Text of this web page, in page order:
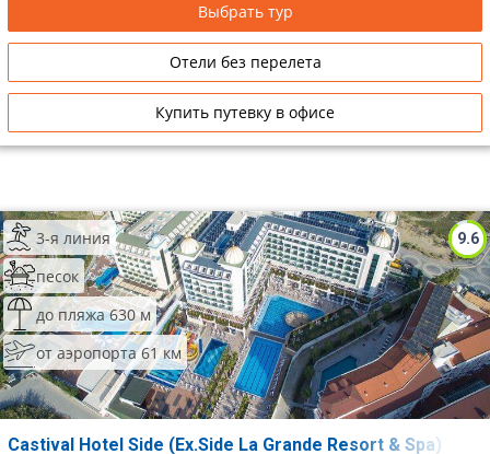
Выбрать тур
Отели без перелета
Купить путевку в офисе
9.6
3-я линия
песок
до пляжа 630 м
от аэропорта 61 км
Castival Hotel Side (Ex.Side La Grande Resort & Spa)